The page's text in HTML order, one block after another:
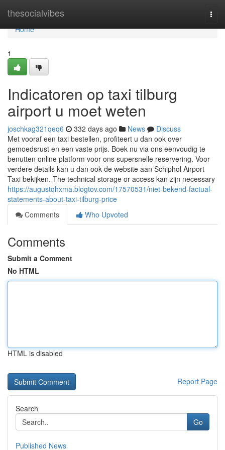
thesocialvibes
Home
Home
1
Indicatoren op taxi tilburg
airport u moet weten
joschkag321qeq6 332 days ago News
Discuss
Met vooraf een taxi bestellen, profiteert u dan ook over
gemoedsrust en een vaste prijs. Boek nu via ons eenvoudig te
benutten online platform voor ons supersnelle reservering. Voor
verdere details kan u dan ook de website aan Schiphol Airport
Taxi bekijken. The technical storage or access kan zijn necessary
https://augustqhxma.blogtov.com/17570531/niet-bekend-factual-
statements-about-taxi-tilburg-price
Comments
Who Upvoted
Comments
Submit a Comment
No HTML
HTML is disabled
Report Page
Search
Go
Published News